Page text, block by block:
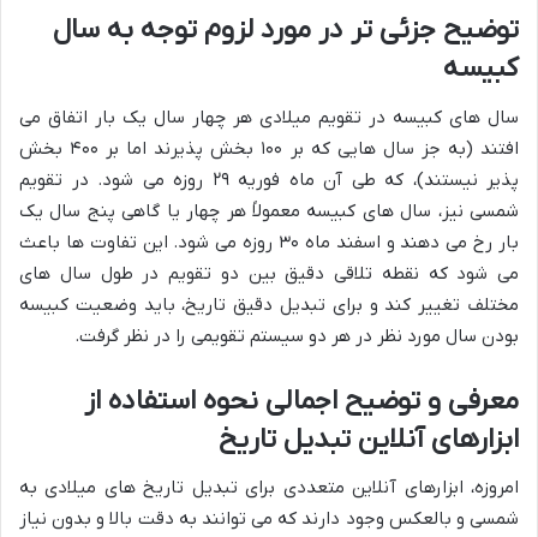
توضیح جزئی تر در مورد لزوم توجه به سال
کبیسه
سال های کبیسه در تقویم میلادی هر چهار سال یک بار اتفاق می
افتند (به جز سال هایی که بر ۱۰۰ بخش پذیرند اما بر ۴۰۰ بخش
پذیر نیستند)، که طی آن ماه فوریه ۲۹ روزه می شود. در تقویم
شمسی نیز، سال های کبیسه معمولاً هر چهار یا گاهی پنج سال یک
بار رخ می دهند و اسفند ماه ۳۰ روزه می شود. این تفاوت ها باعث
می شود که نقطه تلاقی دقیق بین دو تقویم در طول سال های
مختلف تغییر کند و برای تبدیل دقیق تاریخ، باید وضعیت کبیسه
بودن سال مورد نظر در هر دو سیستم تقویمی را در نظر گرفت.
معرفی و توضیح اجمالی نحوه استفاده از
ابزارهای آنلاین تبدیل تاریخ
امروزه، ابزارهای آنلاین متعددی برای تبدیل تاریخ های میلادی به
شمسی و بالعکس وجود دارند که می توانند به دقت بالا و بدون نیاز